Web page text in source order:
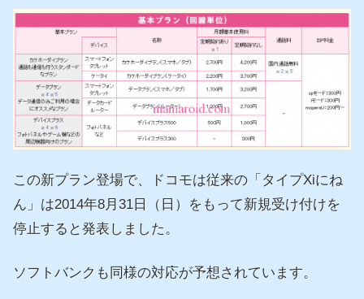
この新プラン登場で、ドコモは従来の「タイプXiにね
ん」は2014年8月31日（日）をもって新規受け付けを
停止すると発表しました。
ソフトバンクも同様の対応が予想されています。